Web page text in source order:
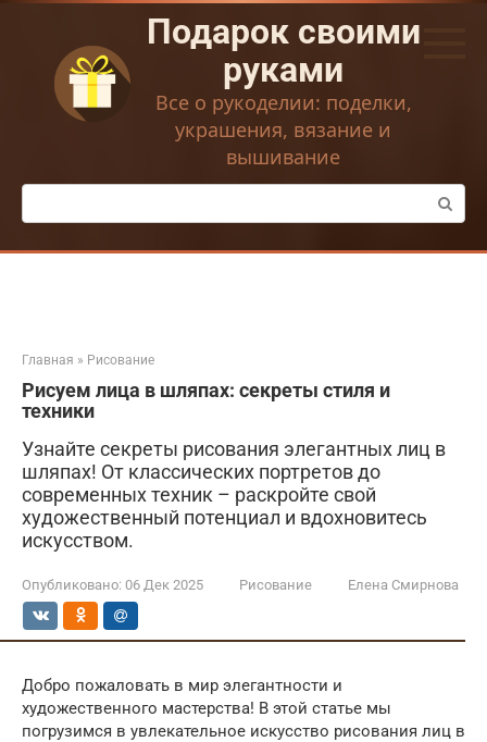
Перейти
контенту
Подарок своими
руками
Все о рукоделии: поделки,
украшения, вязание и
вышивание
Поиск:
Главная » Рисование
Рисуем лица в шляпах: секреты стиля и
техники
Узнайте секреты рисования элегантных лиц в
шляпах! От классических портретов до
современных техник – раскройте свой
художественный потенциал и вдохновитесь
искусством.
Опубликовано: 06 Дек 2025 Рисование Елена Смирнова
Добро пожаловать в мир элегантности и
художественного мастерства! В этой статье мы
погрузимся в увлекательное искусство рисования лиц в